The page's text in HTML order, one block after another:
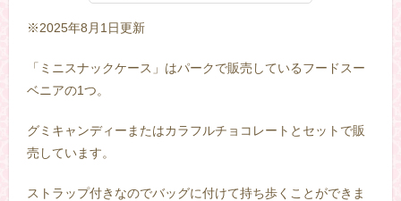
※2025年8月1日更新
「ミニスナックケース」はパークで販売しているフードスー
ベニアの1つ。
グミキャンディーまたはカラフルチョコレートとセットで販
売しています。
ストラップ付きなのでバッグに付けて持ち歩くことができま